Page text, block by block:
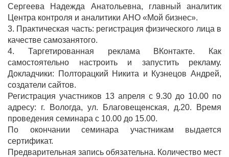
Сергеева Надежда Анатольевна, главный аналитик
Центра контроля и аналитики АНО «Мой бизнес».
3. Практическая часть: регистрация физического лица в
качестве самозанятого.
4. Таргетированная реклама ВКонтакте. Как
самостоятельно настроить и запустить рекламу.
Докладчики: Полторацкий Никита и Кузнецов Андрей,
создатели сайтов.
Регистрация участников 13 апреля с 9.30 до 10.00 по
адресу: г. Вологда, ул. Благовещенская, д.20. Время
проведения семинара с 10.00 до 15.00.
По окончании семинара участникам выдается
сертификат.
Предварительная запись обязательна. Количество мест